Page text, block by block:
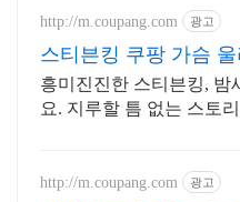
http://m.coupang.com 광고
스티븐킹 쿠팡 가슴
흥미진진한 스티븐킹, 밤
요. 지루할 틈 없는 스토
http://m.coupang.com 광고